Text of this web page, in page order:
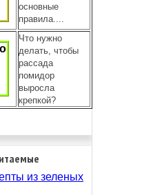
основные
правила....
Что нужно
делать, чтобы
рассада
помидор
выросла
крепкой?